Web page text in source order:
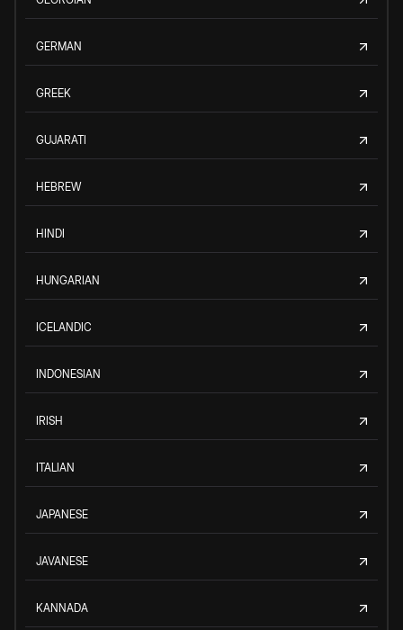
GERMAN
GREEK
GUJARATI
HEBREW
HINDI
HUNGARIAN
ICELANDIC
INDONESIAN
IRISH
ITALIAN
JAPANESE
JAVANESE
KANNADA